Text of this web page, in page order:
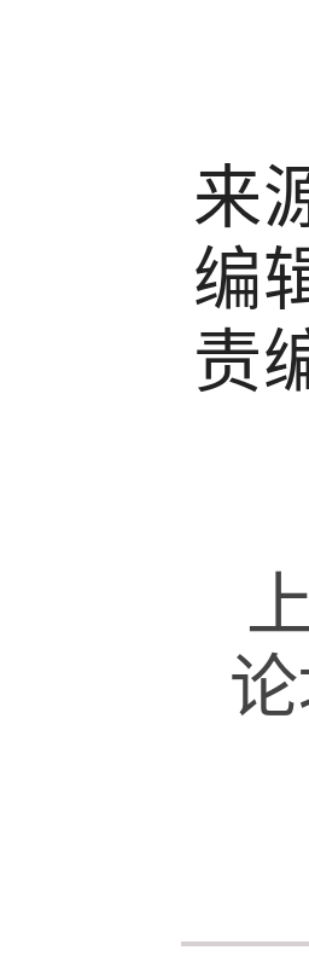
来
编
责